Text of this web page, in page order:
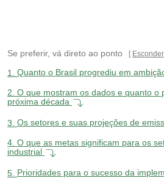
Se preferir, vá direto ao ponto Esconder
1. Quanto o Brasil progrediu em
2. O que mostram os dados e quanto o
próxima década
3. Os setores e suas projeções de
4. O que as metas significam para os
industrial
5. Prioridades para o sucesso da